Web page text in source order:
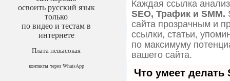
Каждая ссылка
SEO, Трафик и SMM.
сайта прозрачным и
ссылки, статьи,
по максимуму
вашего сайта.
Что умеет делать
освоить русский язык
только
по видео и тестам в
интернете
Плата невысокая
контакты через WhatsApp